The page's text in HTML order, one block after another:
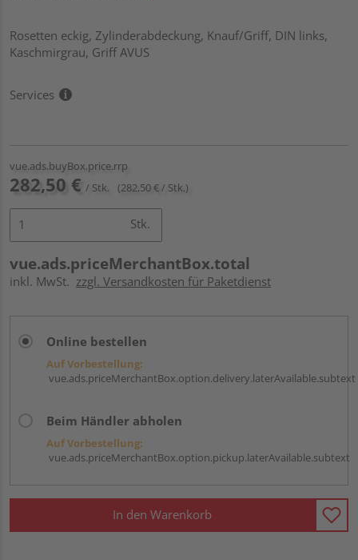
Rosetten eckig, Zylinderabdeckung, Knauf/Griff, DIN links,
Kaschmirgrau, Griff AVUS
Services
vue.ads.buyBox.price.rrp
282,50 € / Stk. (282,50 € / Stk.)
Stk.
vue.ads.priceMerchantBox.total
inkl. MwSt. zzgl. Versandkosten für Paketdienst
Online bestellen
Auf Vorbestellung:
vue.ads.priceMerchantBox.option.delivery.laterAvailable.subtext
Beim Händler abholen
Auf Vorbestellung:
vue.ads.priceMerchantBox.option.pickup.laterAvailable.subtext
In den Warenkorb